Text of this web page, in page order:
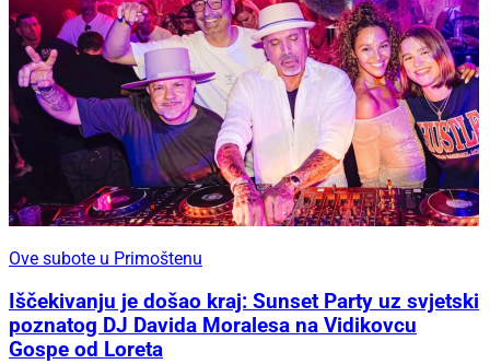
Ove subote u Primoštenu
Iščekivanju je došao kraj: Sunset Party uz svjetski
poznatog DJ Davida Moralesa na Vidikovcu
Gospe od Loreta